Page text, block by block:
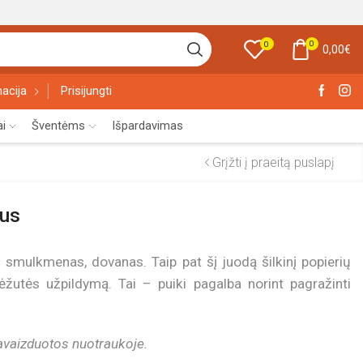
0 0 0,00€
Prisijungti
Šventėms Išpardavimas
Grįžti į praeitą puslapį
dovanas. Taip pat šį juodą šilkinį popierių
užpildymą. Tai – puiki pagalba norint pagražinti
nuotraukoje.